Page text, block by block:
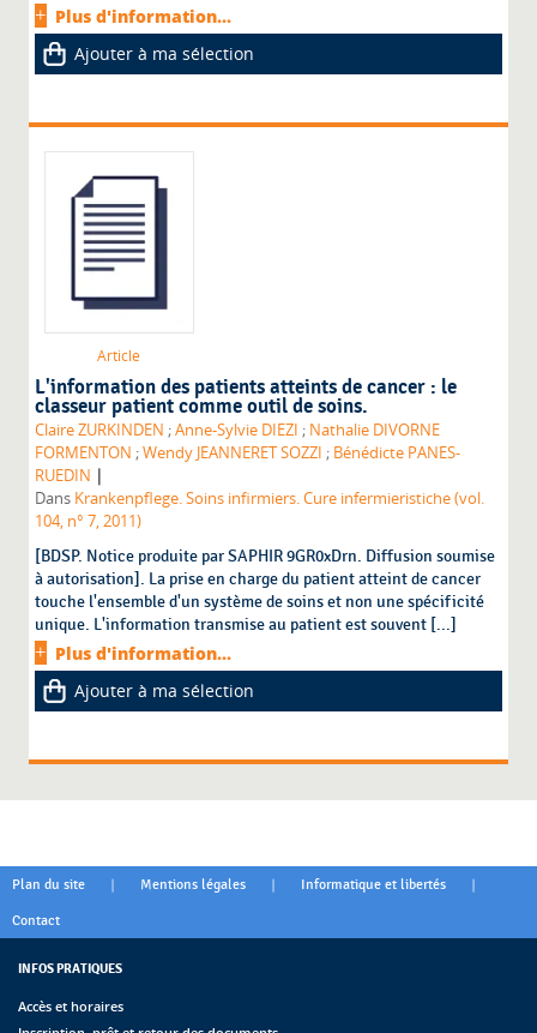
Plus d'information...
Ajouter à ma sélection
Article
L'information des patients atteints de cancer : le
classeur patient comme outil de soins.
Claire ZURKINDEN ;Anne-Sylvie DIEZI ; Nathalie DIVORNE
FORMENTON ;Wendy JEANNERET SOZZI ; Bénédicte PANES-
RUEDIN |
Dans Krankenpflege. Soins infirmiers. Cure infermieristiche (vol.
104, n° 7, 2011)
[BDSP. Notice produite par SAPHIR 9GR0xDrn. Diffusion soumise
à autorisation]. La prise en charge du patient atteint de cancer
touche l'ensemble d'un système de soins et non une spécificité
unique. L'information transmise au patient est souvent [...]
Plus d'information...
Ajouter à ma sélection
Plan du site | Mentions légales | Informatique et libertés |
Contact
INFOS PRATIQUES
Accès et horaires